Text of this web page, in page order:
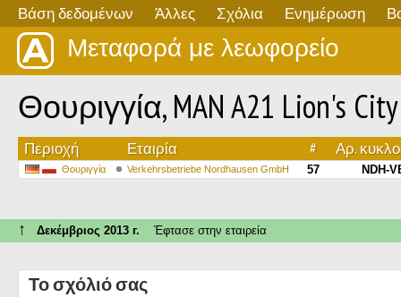
Βάση δεδομένων Άλλες Σχόλια Ενημέρωση
Μεταφορά με λεωφορείο
Θουριγγία, MAN A21 Lion's
Περιοχή Εταιρία # Αρ.
Θουριγγία Verkehrsbetriebe Nordhausen GmbH 57 NDH-
↑ Δεκέμβριος 2013 г. Έφτασε στην εταιρεία
Το σχόλιό σας